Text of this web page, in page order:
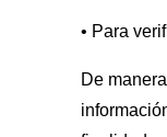
• Para
De